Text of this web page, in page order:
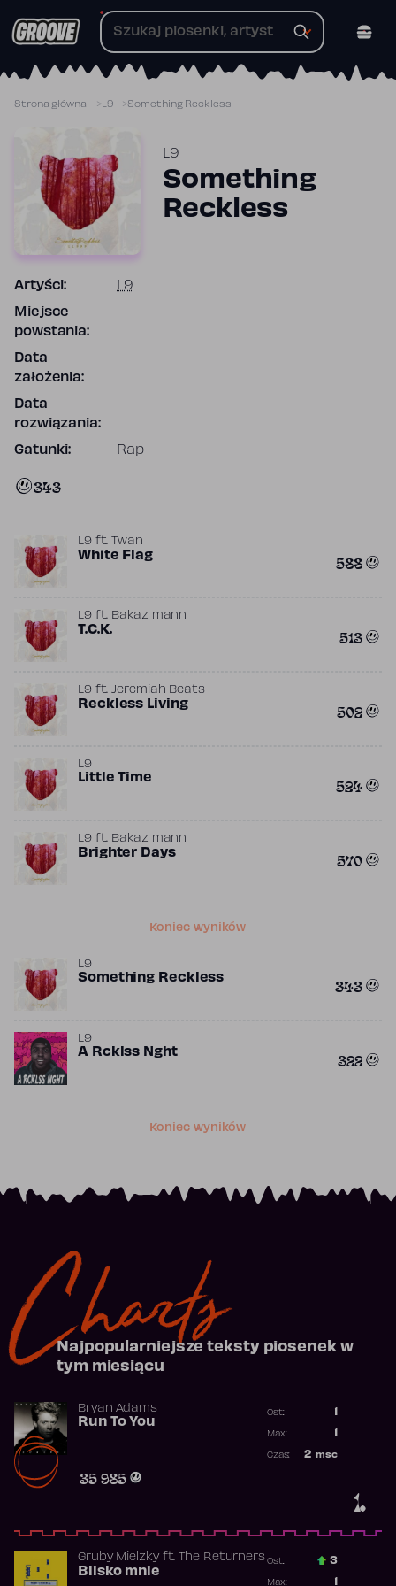
do
Strona główna L9 Something Reckless
L9
Something
Reckless
Artyści: L9
Miejsce
powstania:
Data
założenia:
Data
rozwiązania:
Gatunki: Rap
343
L9ft. Twan
White Flag 588
L9ft. Bakaz mann
T.C.K. 513
L9ft.Jeremiah Beats
Reckless Living 502
L9
Little Time 524
L9ft. Bakaz mann
Brighter Days 570
Koniec wyników
L9
Something Reckless 343
L9
A Rcklss Nght 322
Koniec wyników
Charts
Najpopularniejsze teksty piosenek w
tym miesiącu
1.
Bryan Adams
Run To You
35 985
Ost.:
Max:
2 msc
Czas:
Gruby Mielzkyft. The Returners
Blisko mnie
Ost.:
3
Max: